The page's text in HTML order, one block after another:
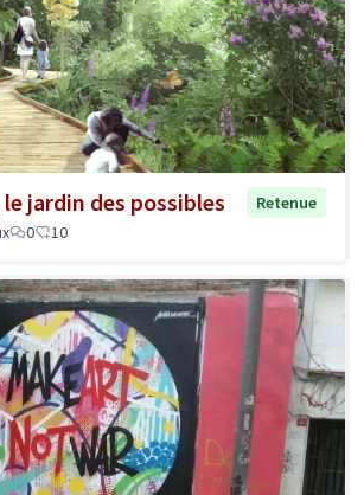
jardin des possibles
Retenue
0 10